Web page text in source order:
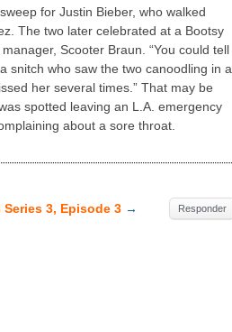
for Justin Bieber, who walked
The two later celebrated at a Bootsy
Scooter Braun. “You could tell
snitch who saw the two canoodling in a
her several times.” That may be
spotted leaving an L.A. emergency
about a sore throat.
3, Episode 3 → Responder